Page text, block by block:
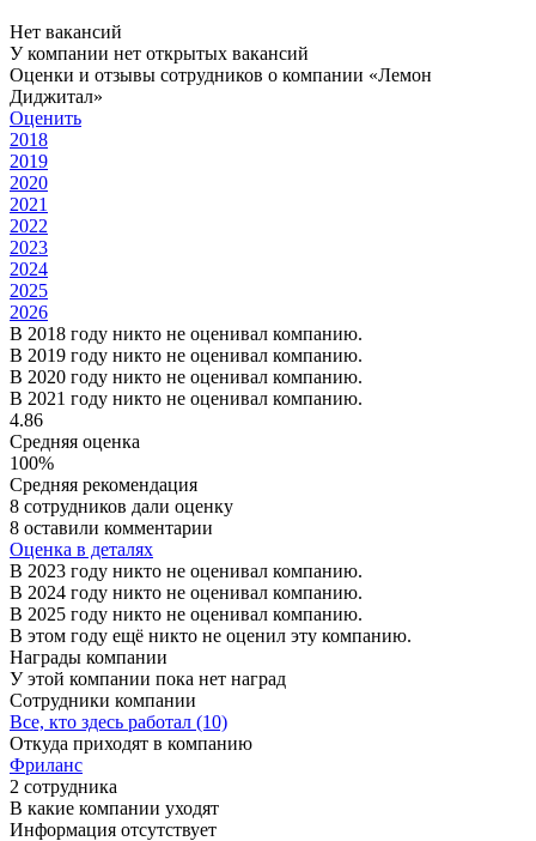
Нет вакансий
У компании нет открытых вакансий
Оценки и отзывы сотрудников о компании «Лемон
Диджитал»
Оценить
2018
2019
2020
2021
2022
2023
2024
2025
2026
В 2018 году никто не оценивал компанию.
В 2019 году никто не оценивал компанию.
В 2020 году никто не оценивал компанию.
В 2021 году никто не оценивал компанию.
4.86
Средняя оценка
100%
Средняя рекомендация
8 сотрудников дали оценку
8 оставили комментарии
Оценка в деталях
В 2023 году никто не оценивал компанию.
В 2024 году никто не оценивал компанию.
В 2025 году никто не оценивал компанию.
В этом году ещё никто не оценил эту компанию.
Награды компании
У этой компании пока нет наград
Сотрудники компании
Все, кто здесь работал (10)
Откуда приходят в компанию
Фриланс
2 сотрудника
В какие компании уходят
Информация отсутствует